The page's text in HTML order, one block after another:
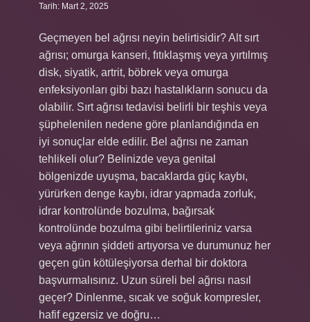
Tarih: Mart 2, 2025
Geçmeyen bel ağrısı neyin belirtisidir? Alt sırt
ağrısı; omurga kanseri, fıtıklaşmış veya yırtılmış
disk, siyatik, artrit, böbrek veya omurga
enfeksiyonları gibi bazı hastalıkların sonucu da
olabilir. Sırt ağrısı tedavisi belirli bir teşhis veya
şüphelenilen nedene göre planlandığında en
iyi sonuçlar elde edilir. Bel ağrısı ne zaman
tehlikeli olur? Belinizde veya genital
bölgenizde uyuşma, bacaklarda güç kaybı,
yürürken denge kaybı, idrar yapmada zorluk,
idrar kontrolünde bozulma, bağırsak
kontrolünde bozulma gibi belirtileriniz varsa
veya ağrının şiddeti artıyorsa ve durumunuz her
geçen gün kötüleşiyorsa derhal bir doktora
başvurmalısınız. Uzun süreli bel ağrısı nasıl
geçer? Dinlenme, sıcak ve soğuk kompresler,
hafif egzersiz ve doğru…